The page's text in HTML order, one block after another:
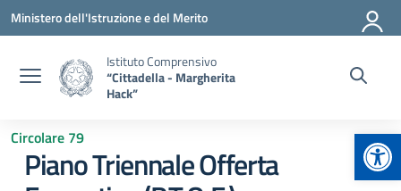
Vai ai contenuti
Vai al menu di navigazione
Vai al footer
Ministero dell'Istruzione e del Merito
Istituto Comprensivo
“Cittadella - Margherita
Hack”
Circolare 79
Piano Triennale Offerta